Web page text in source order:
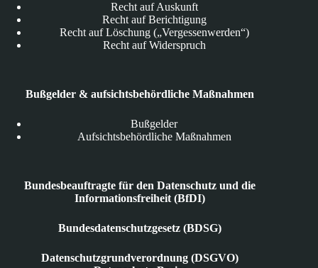
Recht auf Auskunft
Recht auf Berichtigung
Recht auf Löschung („Vergessenwerden“)
Recht auf Widerspruch
Bußgelder & aufsichtsbehördliche Maßnahmen
Bußgelder
Aufsichtsbehördliche Maßnahmen
Bundesbeauftragte für den Datenschutz und die
Informationsfreiheit (BfDI)
Bundesdatenschutzgesetz (BDSG)
Datenschutzgrundverordnung (DSGVO)